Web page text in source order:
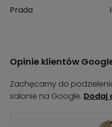
Prada
Opinie klientów
Zachęcamy do
salonie na Google. Dodaj